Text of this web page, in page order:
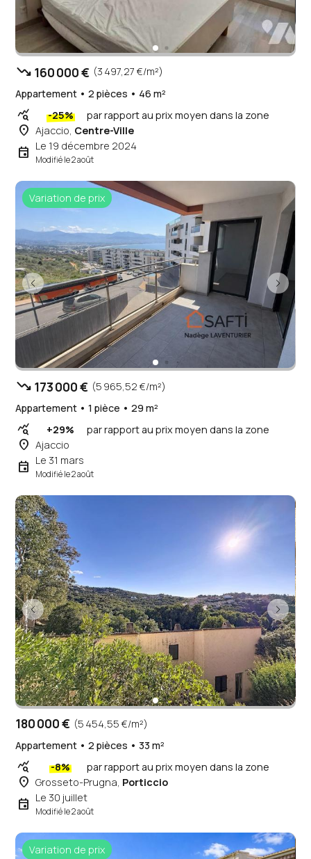
trending_down 160 000 € (3 497,27 €/m²)
Appartement • 2 pièces • 46 m²
query_stats -25% par rapport au prix moyen dans la zone
place Ajaccio, Centre-Ville
event Le 19 décembre 2024
Modifié le 2 août
Variation de prix
trending_down 173 000 € (5 965,52 €/m²)
Appartement • 1 pièce • 29 m²
query_stats +29% par rapport au prix moyen dans la zone
place Ajaccio
event Le 31 mars
Modifié le 2 août
180 000 € (5 454,55 €/m²)
Appartement • 2 pièces • 33 m²
query_stats -8% par rapport au prix moyen dans la zone
place Grosseto-Prugna, Porticcio
event Le 30 juillet
Modifié le 2 août
Variation de prix